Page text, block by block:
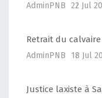
AdminPNB 22 Jul
Retrait du
AdminPNB 18 Jul
Justice laxiste à